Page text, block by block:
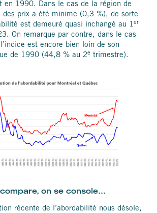
en 1990. Dans le cas de la région de
des prix a été minime (0,3 %), de sorte
est demeuré quasi inchangé au 1er
On remarque par contre, dans le cas
est encore bien loin de son
de 1990 (44,8 % au 2e trimestre).
on se console…
récente de l’abordabilité nous désole,